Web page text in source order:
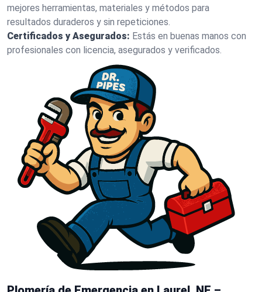
mejores herramientas, materiales y métodos para
resultados duraderos y sin repeticiones.
Certificados y Asegurados: Estás en buenas manos con
profesionales con licencia, asegurados y verificados.